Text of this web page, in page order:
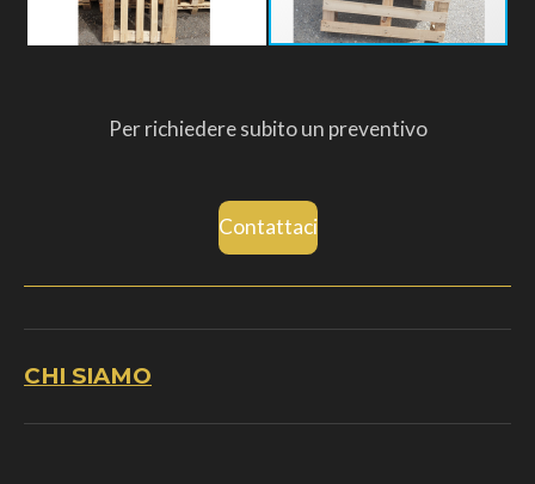
Per richiedere subito un preventivo
Contattaci
CHI SIAMO